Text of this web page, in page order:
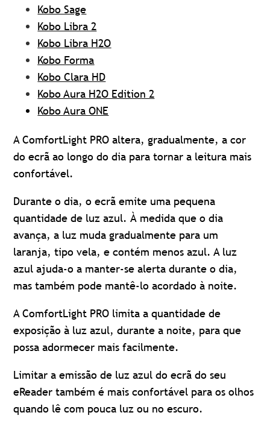
Kobo Sage
Kobo Libra 2
Kobo Libra H2O
Kobo Forma
Kobo Clara HD
Kobo Aura H2O Edition 2
Kobo Aura ONE
A ComfortLight PRO altera, gradualmente, a cor
do ecrã ao longo do dia para tornar a leitura mais
confortável.
Durante o dia, o ecrã emite uma pequena
quantidade de luz azul. À medida que o dia
avança, a luz muda gradualmente para um
laranja, tipo vela, e contém menos azul. A luz
azul ajuda-o a manter-se alerta durante o dia,
mas também pode mantê-lo acordado à noite.
A ComfortLight PRO limita a quantidade de
exposição à luz azul, durante a noite, para que
possa adormecer mais facilmente.
Limitar a emissão de luz azul do ecrã do seu
eReader também é mais confortável para os olhos
quando lê com pouca luz ou no escuro.